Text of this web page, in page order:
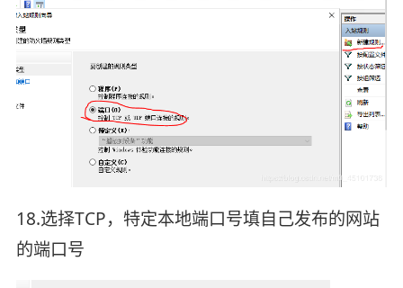
18.选择TCP，特定本地端口号填自己发布的网站
的端口号